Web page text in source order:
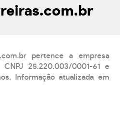
pertence a empresa
25.220.003/0001-61 e
Informação atualizada em